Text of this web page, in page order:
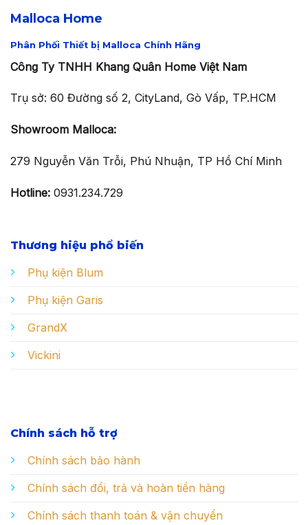
Malloca Home
Phân Phối Thiết bị Malloca Chính Hãng
Công Ty TNHH Khang Quân Home Việt Nam
Trụ sở: 60 Đường số 2, CityLand, Gò Vấp, TP.HCM
Showroom Malloca:
279 Nguyễn Văn Trỗi, Phú Nhuận, TP Hồ Chí Minh
Hotline: 0931.234.729
Thương hiệu phổ biến
Phụ kiện Blum
Phụ kiện Garis
GrandX
Vickini
Chính sách hỗ trợ
Chính sách bảo hành
Chính sách đổi, trả và hoàn tiền hàng
Chính sách thanh toán & vận chuyển